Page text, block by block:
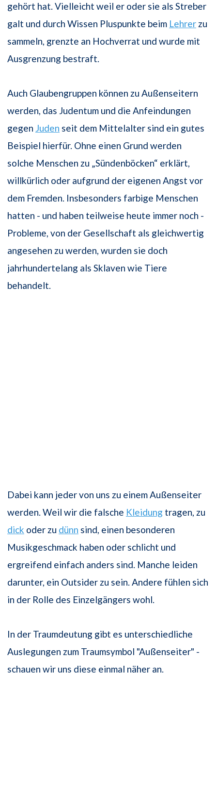
gehört hat. Vielleicht weil er oder sie als Streber
galt und durch Wissen Pluspunkte beim Lehrer zu
sammeln, grenzte an Hochverrat und wurde mit
Ausgrenzung bestraft.
Auch Glaubengruppen können zu Außenseitern
werden, das Judentum und die Anfeindungen
gegen Juden seit dem Mittelalter sind ein gutes
Beispiel hierfür. Ohne einen Grund werden
solche Menschen zu „Sündenböcken“ erklärt,
willkürlich oder aufgrund der eigenen Angst vor
dem Fremden. Insbesonders farbige Menschen
hatten - und haben teilweise heute immer noch -
Probleme, von der Gesellschaft als gleichwertig
angesehen zu werden, wurden sie doch
jahrhundertelang als Sklaven wie Tiere
behandelt.
Dabei kann jeder von uns zu einem Außenseiter
werden. Weil wir die falsche Kleidung tragen, zu
dick oder zu dünn sind, einen besonderen
Musikgeschmack haben oder schlicht und
ergreifend einfach anders sind. Manche leiden
darunter, ein Outsider zu sein. Andere fühlen sich
in der Rolle des Einzelgängers wohl.
In der Traumdeutung gibt es unterschiedliche
Auslegungen zum Traumsymbol "Außenseiter" -
schauen wir uns diese einmal näher an.